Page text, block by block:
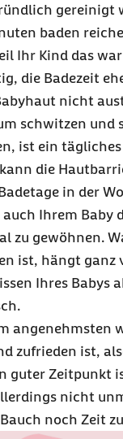
gereinigt
baden
Ihr Kind das
die Badezeit
nicht
schwitzen und
ist ein
die
in der
Ihrem Baby
zu gewöhnen.
ist, hängt
Ihres Babys
angenehmsten
zufrieden ist,
guter Zeitpunkt
nicht
noch Zeit